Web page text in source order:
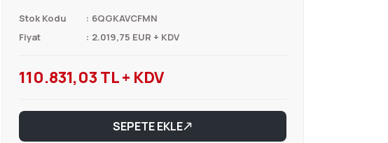
Stok Kodu
6QGKAVCFMN
Fiyat
2.019,75 EUR + KDV
110.831,03 TL + KDV
SEPETE EKLE